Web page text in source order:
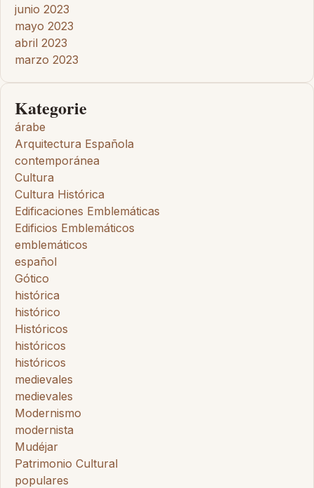
junio 2023
mayo 2023
abril 2023
marzo 2023
Kategorie
árabe
Arquitectura Española
contemporánea
Cultura
Cultura Histórica
Edificaciones Emblemáticas
Edificios Emblemáticos
emblemáticos
español
Gótico
histórica
histórico
Históricos
históricos
históricos
medievales
medievales
Modernismo
modernista
Mudéjar
Patrimonio Cultural
populares